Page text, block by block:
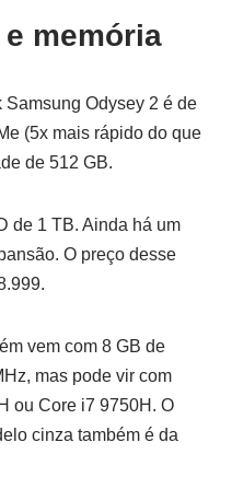
memória
Odysey 2 é de
(5x mais rápido do que
de 512 GB.
de 1 TB. Ainda há um
O preço desse
vem com 8 GB de
mas pode vir com
ou Core i7 9750H. O
cinza também é da